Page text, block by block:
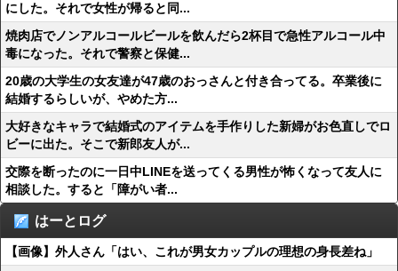
にした。それで女性が帰ると同...
焼肉店でノンアルコールビールを飲んだら2杯目で急性アルコール中
毒になった。それで警察と保健...
20歳の大学生の女友達が47歳のおっさんと付き合ってる。卒業後に
結婚するらしいが、やめた方...
大好きなキャラで結婚式のアイテムを手作りした新婦がお色直しでロ
ビーに出た。そこで新郎友人が...
交際を断ったのに一日中LINEを送ってくる男性が怖くなって友人に
相談した。すると「障がい者...
はーとログ
【画像】外人さん「はい、これが男女カップルの理想の身長差ね」